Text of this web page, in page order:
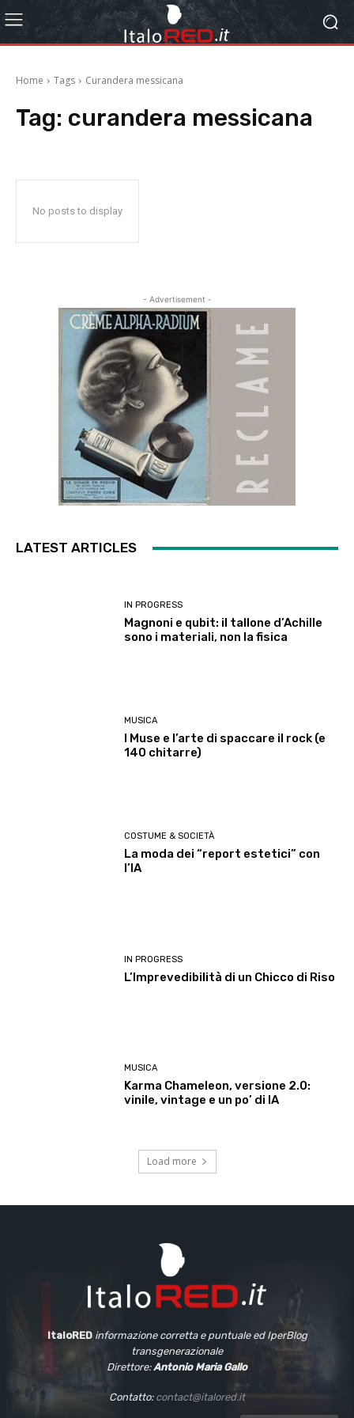
Home Tags Curandera messicana
Tag: curandera messicana
No posts to display
- Advertisement -
LATEST ARTICLES
IN PROGRESS
Magnoni e qubit: il tallone d’Achille
sono i materiali, non la fisica
MUSICA
I Muse e l’arte di spaccare il rock (e
140 chitarre)
COSTUME & SOCIETÀ
La moda dei “report estetici” con
l’IA
IN PROGRESS
L’Imprevedibilità di un Chicco di Riso
MUSICA
Karma Chameleon, versione 2.0:
vinile, vintage e un po’ di IA
Load more
ItaloRED informazione corretta e puntuale ed IperBlog
transgenerazionale
Direttore:Antonio Maria Gallo
Contatto: contact@italored.it